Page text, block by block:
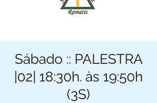
Sábado :: PALESTRA
|02| 18:30h. às 19:50h
(3S)